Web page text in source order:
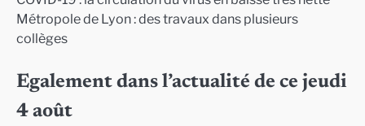
Métropole de Lyon : des travaux dans plusieurs
collèges
Egalement dans l’actualité de ce jeudi
4 août